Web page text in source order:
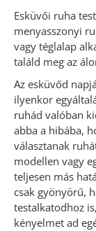
Esküvői ruha
menyasszonyi
vagy téglalap
találd meg az
Az esküvőd
ilyenkor
ruhád valóban
abba a hibába,
választanak
modellen vagy
teljesen más
csak gyönyörű,
testalkatodhoz
kényelmet ad